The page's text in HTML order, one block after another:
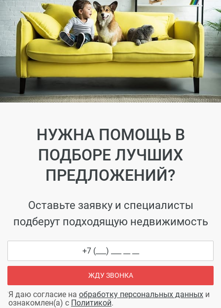
НУЖНА ПОМОЩЬ В
ПОДБОРЕ ЛУЧШИХ
ПРЕДЛОЖЕНИЙ?
Оставьте заявку и специалисты
подберут подходящую недвижимость
ЖДУ ЗВОНКА
Я даю согласие на обработку персональных данных и
ознакомлен(а) с Политикой.